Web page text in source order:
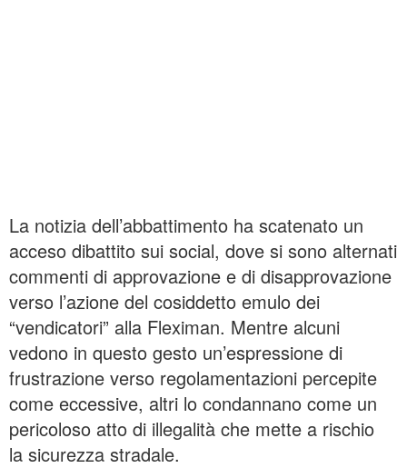
La notizia dell’abbattimento ha scatenato un
acceso dibattito sui social, dove si sono alternati
commenti di approvazione e di disapprovazione
verso l’azione del cosiddetto emulo dei
“vendicatori” alla Fleximan. Mentre alcuni
vedono in questo gesto un’espressione di
frustrazione verso regolamentazioni percepite
come eccessive, altri lo condannano come un
pericoloso atto di illegalità che mette a rischio
la sicurezza stradale.